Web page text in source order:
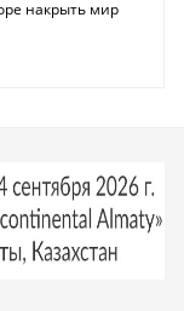
накрыть мир